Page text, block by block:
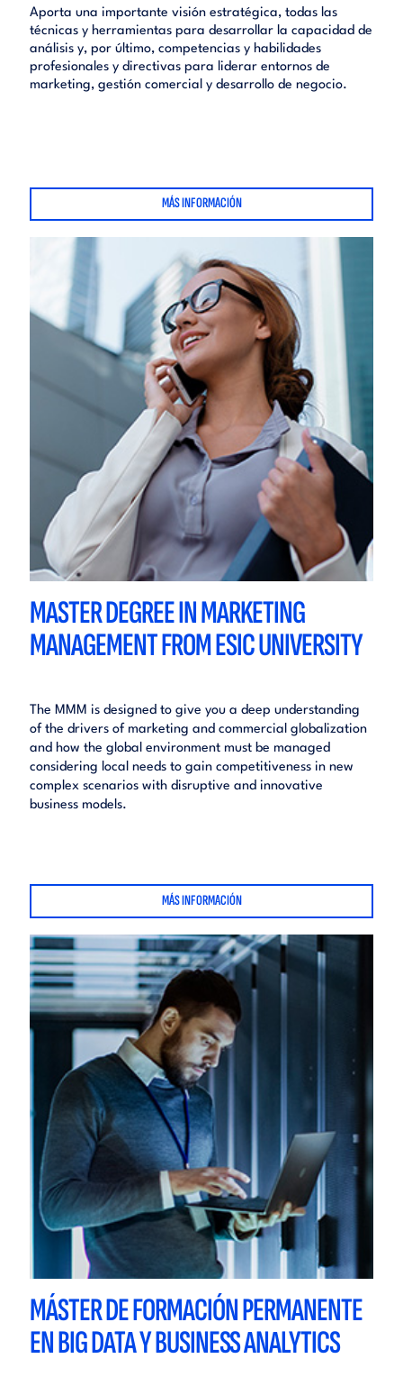
Aporta una importante visión estratégica, todas las
técnicas y herramientas para desarrollar la capacidad de
análisis y, por último, competencias y habilidades
profesionales y directivas para liderar entornos de
marketing, gestión comercial y desarrollo de negocio.
MÁS INFORMACIÓN
MASTER DEGREE IN MARKETING
MANAGEMENT FROM ESIC UNIVERSITY
The MMM is designed to give you a deep understanding
of the drivers of marketing and commercial globalization
and how the global environment must be managed
considering local needs to gain competitiveness in new
complex scenarios with disruptive and innovative
business models.
MÁS INFORMACIÓN
MÁSTER DE FORMACIÓN PERMANENTE
EN BIG DATA Y BUSINESS ANALYTICS